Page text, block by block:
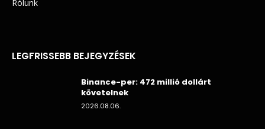
Rólunk
LEGFRISSEBB BEJEGYZÉSEK
Binance-per: 472 millió dollárt
követelnek
2026.08.06.